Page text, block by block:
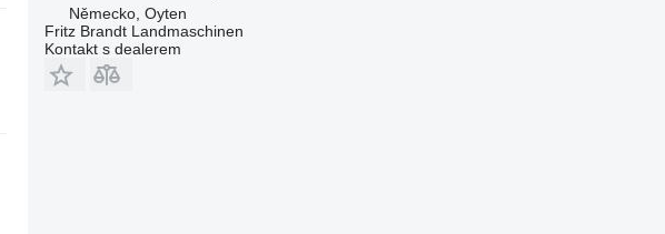
Německo, Oyten
Fritz Brandt Landmaschinen
Kontakt s dealerem